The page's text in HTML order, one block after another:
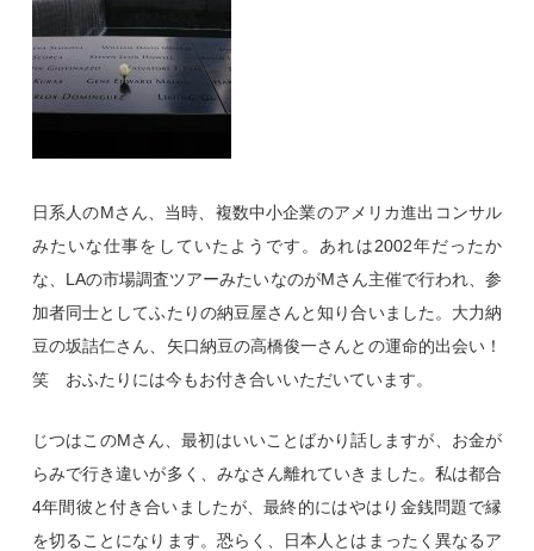
日系人のMさん、当時、複数中小企業のアメリカ進出コンサル
みたいな仕事をしていたようです。あれは2002年だったか
な、LAの市場調査ツアーみたいなのがMさん主催で行われ、参
加者同士としてふたりの納豆屋さんと知り合いました。大力納
豆の坂詰仁さん、矢口納豆の高橋俊一さんとの運命的出会い！
笑 おふたりには今もお付き合いいただいています。
じつはこのMさん、最初はいいことばかり話しますが、お金が
らみで行き違いが多く、みなさん離れていきました。私は都合
4年間彼と付き合いましたが、最終的にはやはり金銭問題で縁
を切ることになります。恐らく、日本人とはまったく異なるア